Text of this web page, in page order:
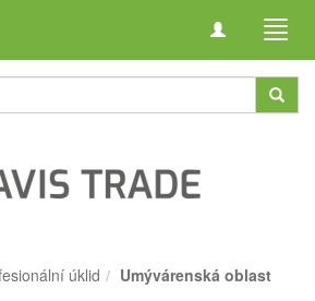
Toggle
úklid Umývárenská oblast